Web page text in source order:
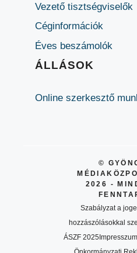
Vezető tisztségviselők
Céginformációk
Éves beszámolók
ÁLLÁSOK
Online szerkesztő
©
2026 -
Szabályzat a
hozzászólásokkal
ÁSZF 2025Impresszum